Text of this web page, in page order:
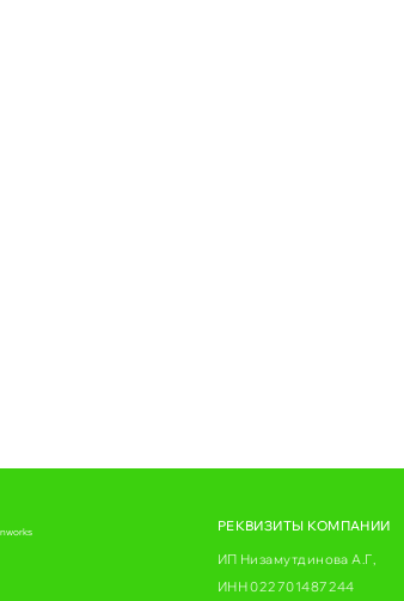
РЕКВИЗИТЫ КОМПАНИИ
ИП Низамутдинова А.Г,
ИНН 022701487244